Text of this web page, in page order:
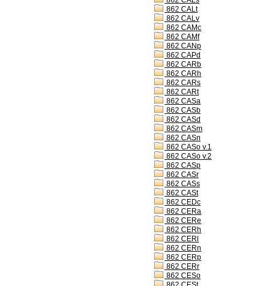
862 CALt
862 CALv
862 CAMc
862 CAMf
862 CANp
862 CAPd
862 CARb
862 CARh
862 CARs
862 CARt
862 CASa
862 CASb
862 CASd
862 CASm
862 CASn
862 CASo v.1
862 CASo v.2
862 CASp
862 CASr
862 CASs
862 CASt
862 CEDc
862 CERa
862 CERe
862 CERh
862 CERl
862 CERn
862 CERp
862 CERr
862 CESo